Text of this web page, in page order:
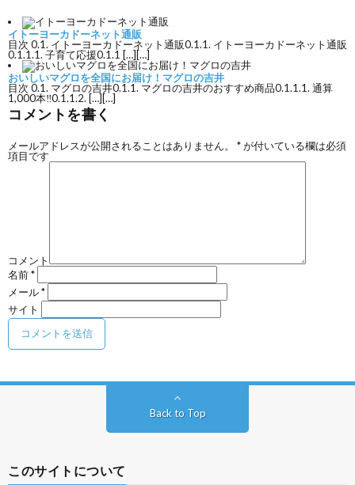
イトーヨーカドーネット通販
目次 0.1. イトーヨーカドーネット通販0.1.1. イトーヨーカドーネット通販
0.1.1.1. 子育て応援0.1.1 […][…]
おいしいマグロを全国にお届け！マグロの吉井
目次 0.1. マグロの吉井0.1.1. マグロの吉井のおすすめ商品0.1.1.1. 通算
1,000本‼0.1.1.2. […][…]
コメントを書く
メールアドレスが公開されることはありません。 *が付いている欄は必須
項目です
コメント
名前*
メール*
サイト
Back to Top
このサイトについて